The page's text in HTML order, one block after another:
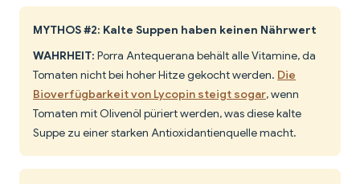
MYTHOS #2: Kalte Suppen haben keinen Nährwert
WAHRHEIT: Porra Antequerana behält alle Vitamine, da
Tomaten nicht bei hoher Hitze gekocht werden. Die
Bioverfügbarkeit von Lycopin steigt sogar, wenn
Tomaten mit Olivenöl püriert werden, was diese kalte
Suppe zu einer starken Antioxidantienquelle macht.